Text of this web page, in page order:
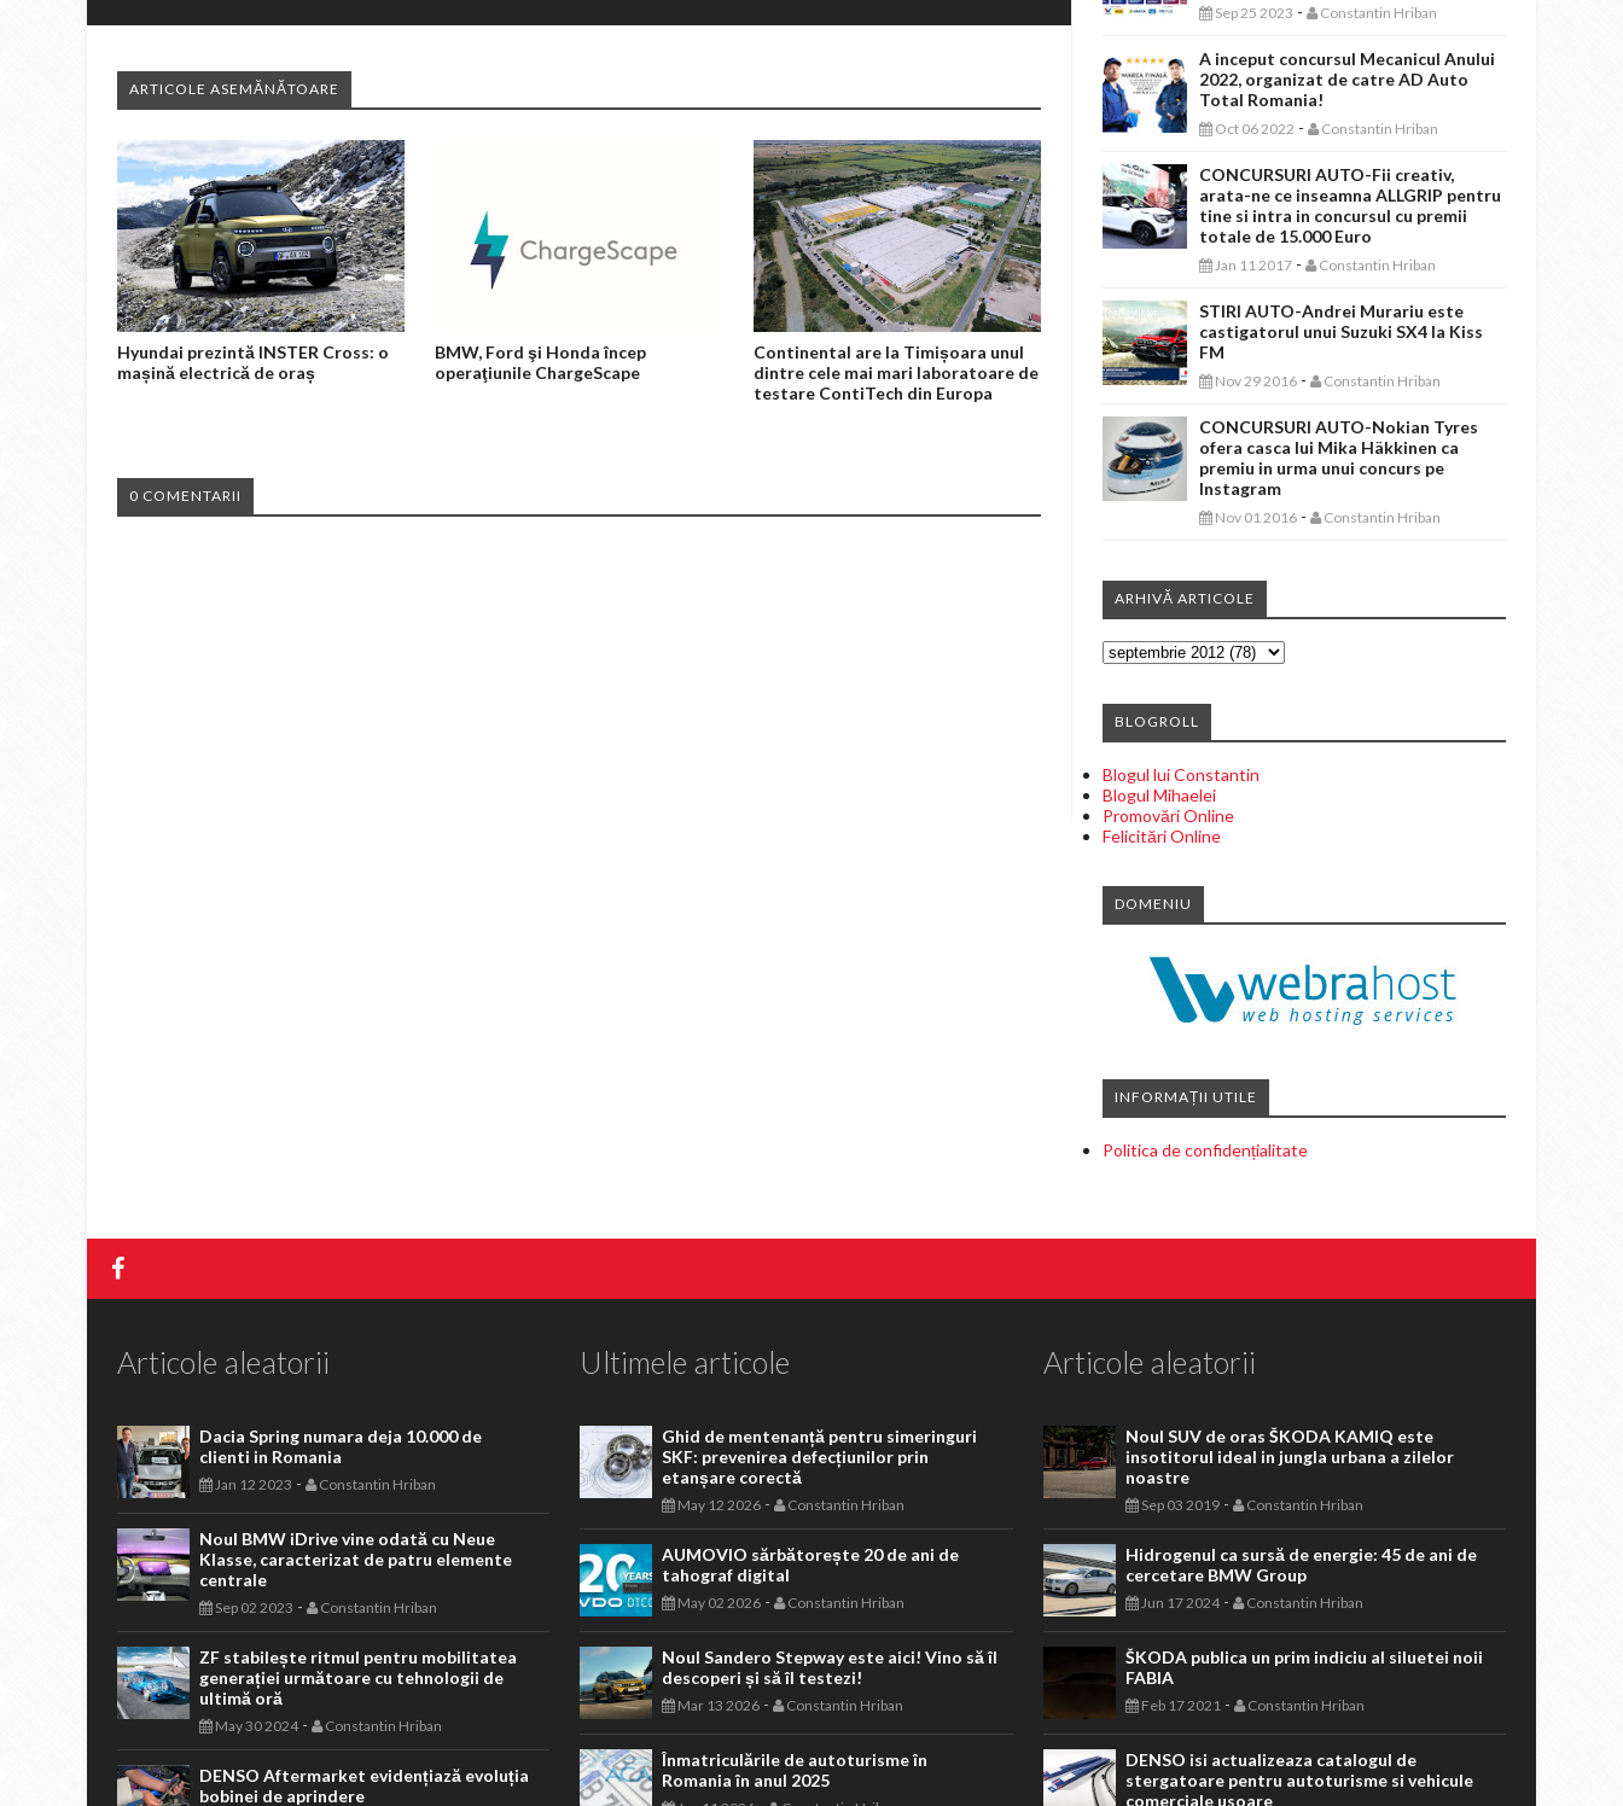
ARTICOLE ASEMĂNĂTOARE
Hyundai prezintă INSTER Cross: o
mașină electrică de oraș
BMW, Ford şi Honda încep
operaţiunile ChargeScape
Continental are la Timișoara unul
dintre cele mai mari laboratoare de
testare ContiTech din Europa
0 COMENTARII
Sep 25 2023 - Constantin Hriban
A inceput concursul Mecanicul Anului
2022, organizat de catre AD Auto
Total Romania!
Oct 06 2022 - Constantin Hriban
CONCURSURI AUTO-Fii creativ,
arata-ne ce inseamna ALLGRIP pentru
tine si intra in concursul cu premii
totale de 15.000 Euro
Jan 11 2017 - Constantin Hriban
STIRI AUTO-Andrei Murariu este
castigatorul unui Suzuki SX4 la Kiss
FM
Nov 29 2016 - Constantin Hriban
CONCURSURI AUTO-Nokian Tyres
ofera casca lui Mika Häkkinen ca
premiu in urma unui concurs pe
Instagram
Nov 01 2016 - Constantin Hriban
ARHIVĂ ARTICOLE
BLOGROLL
Blogul lui Constantin
Blogul Mihaelei
Promovări Online
Felicitări Online
DOMENIU
INFORMAȚII UTILE
Politica de confidențialitate
Articole aleatorii
Dacia Spring numara deja 10.000 de
clienti in Romania
Jan 12 2023 - Constantin Hriban
Noul BMW iDrive vine odată cu Neue
Klasse, caracterizat de patru elemente
centrale
Sep 02 2023 - Constantin Hriban
ZF stabilește ritmul pentru mobilitatea
generației următoare cu tehnologii de
ultimă oră
May 30 2024- Constantin Hriban
DENSO Aftermarket evidențiază evoluția
bobinei de aprindere
Ultimele articole
Ghid de mentenanță pentru simeringuri
SKF: prevenirea defecțiunilor prin
etanșare corectă
May 12 2026 - Constantin Hriban
AUMOVIO sărbătorește 20 de ani de
tahograf digital
May 02 2026 - Constantin Hriban
Noul Sandero Stepway este aici! Vino să îl
descoperi și să îl testezi!
Mar 13 2026 - Constantin Hriban
Înmatriculările de autoturisme în
Romania în anul 2025
Articole aleatorii
Noul SUV de oras ŠKODA KAMIQ este
insotitorul ideal in jungla urbana a zilelor
noastre
Sep 03 2019- Constantin Hriban
Hidrogenul ca sursă de energie: 45 de ani de
cercetare BMW Group
Jun 17 2024- Constantin Hriban
ŠKODA publica un prim indiciu al siluetei noii
FABIA
Feb 17 2021 - Constantin Hriban
DENSO isi actualizeaza catalogul de
stergatoare pentru autoturisme si vehicule
comerciale usoare